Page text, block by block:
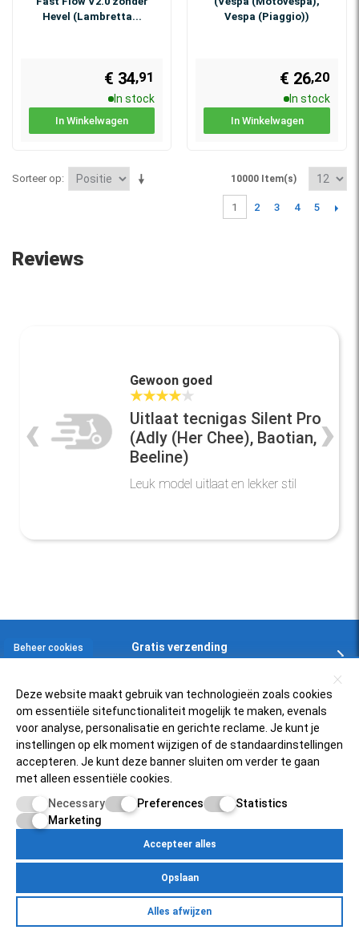
Hevel (Lambretta...
€ 34,91
In stock
In Winkelwagen
Vespa (Piaggio))
€ 26,20
In stock
In Winkelwagen
Sorteer op 10000 Item(s)
1 2 3 4 5
Reviews
Gewoon goed
★★★★★
Uitlaat tecnigas Silent Pro
(Adly (Her Chee), Baotian,
Beeline)
Leuk model uitlaat en lekker stil
‹ ›
Gratis verzending
Klantenservice
Zelfservice
Retourneren
Inloggen bij account
Betaalmogelijkheden
Populaire scooters
Piaggio Zip 4t
SYM Fiddle 3
Over ons
Status bestelling
Mijnscooteronderdelen.nl
Egersundweg 11E
9723JM Groningen
ZelfserviceOver OnsContactKlantenservicePricacy PolicySite MapMijn account
Beheer cookies
Deze website maakt gebruik van technologieën zoals cookies
om essentiële sitefunctionaliteit mogelijk te maken, evenals
voor analyse, personalisatie en gerichte reclame. Je kunt je
instellingen op elk moment wijzigen of de standaardinstellingen
accepteren. Je kunt deze banner sluiten om verder te gaan
met alleen essentiële cookies.
Necessary
Preferences
Statistics
Marketing
Accepteer alles
Opslaan
Alles afwijzen